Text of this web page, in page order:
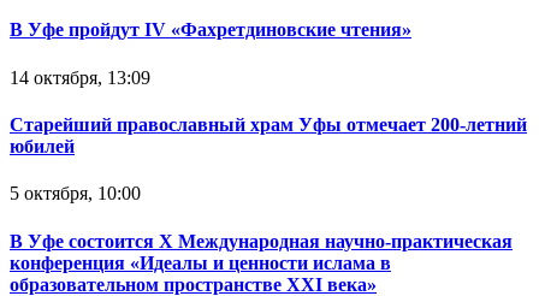
В Уфе пройдут IV «Фахретдиновские чтения»
14 октября, 13:09
Старейший православный храм Уфы отмечает 200-летний
юбилей
5 октября, 10:00
В Уфе состоится Х Международная научно-практическая
конференция «Идеалы и ценности ислама в
образовательном пространстве XXI века»